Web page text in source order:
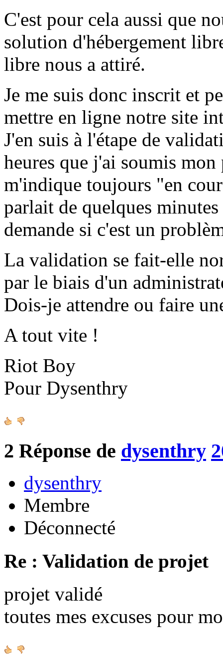
C'est pour cela aussi que
solution d'hébergement
libre nous a attiré.
Je me suis donc inscrit et
mettre en ligne notre site
J'en suis à l'étape de
heures que j'ai soumis
m'indique toujours "en
parlait de quelques
demande si c'est un
La validation se fait-elle
par le biais d'un
Dois-je attendre ou faire
A tout vite !
Riot Boy
Pour Dysenthry
2 Réponse de dysenthry
dysenthry
Membre
Déconnecté
Re : Validation de projet
projet validé
toutes mes excuses pour